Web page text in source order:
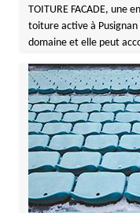
TOITURE FACADE, une
toiture active à
domaine et elle peut